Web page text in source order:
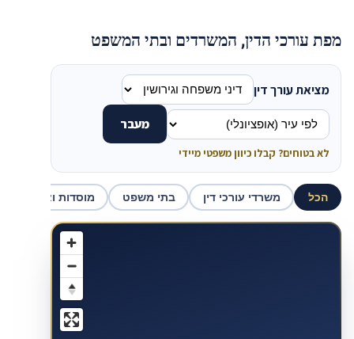
מפת עורכי הדין, המשרדים ובתי המשפט
מציאת עורך דין
מעבר
לא בטוחים? קבלו כיוון משפטי מיידי
הכל משרדי עורכי דין בתי משפט מוסדות ואכיפה